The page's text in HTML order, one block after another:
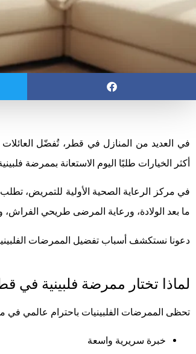
في العديد من المنازل في قطر، تُفضّل
أكثر الخيارات طلبًا اليوم الاستعانة بممرضة
في مركز الرعاية الصحية الأولية للتمريض،
ما بعد الولادة، ورعاية المرضى طريحي
دعونا نستكشف أسباب تفضيل الممرضات
لماذا تختار ممرضة فلبينية في
تحظى الممرضات الفلبينيات باحترام عالمي في
خبرة سريرية واسعة